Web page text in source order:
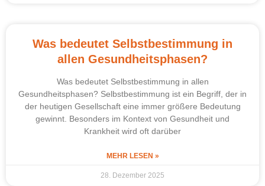
Was bedeutet Selbstbestimmung in
allen Gesundheitsphasen?
Was bedeutet Selbstbestimmung in allen
Gesundheitsphasen? Selbstbestimmung ist ein Begriff, der in
der heutigen Gesellschaft eine immer größere Bedeutung
gewinnt. Besonders im Kontext von Gesundheit und
Krankheit wird oft darüber
MEHR LESEN »
28. Dezember 2025